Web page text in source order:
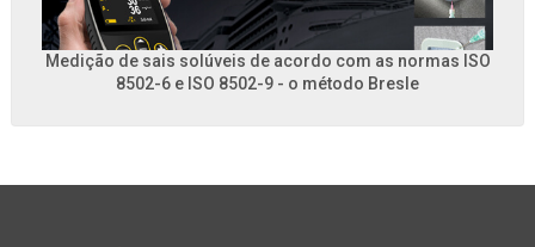
Medição de sais solúveis de acordo com as normas ISO
8502-6 e ISO 8502-9 - o método Bresle